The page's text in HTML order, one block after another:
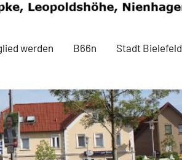
werden B66n Stadt Bielefeld